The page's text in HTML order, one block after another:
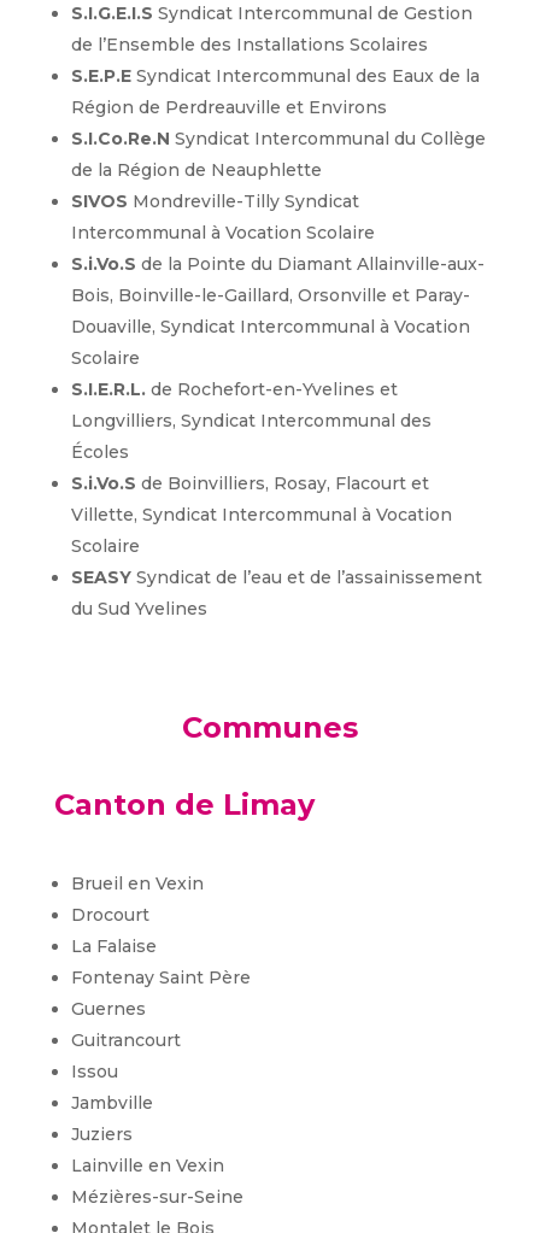
S.I.G.E.I.S Syndicat Intercommunal de Gestion
de l’Ensemble des Installations Scolaires
S.E.P.E Syndicat Intercommunal des Eaux de la
Région de Perdreauville et Environs
S.I.Co.Re.N Syndicat Intercommunal du Collège
de la Région de Neauphlette
SIVOS Mondreville-Tilly Syndicat
Intercommunal à Vocation Scolaire
S.i.Vo.S de la Pointe du Diamant Allainville-aux-
Bois, Boinville-le-Gaillard, Orsonville et Paray-
Douaville, Syndicat Intercommunal à Vocation
Scolaire
S.I.E.R.L.de Rochefort-en-Yvelines et
Longvilliers, Syndicat Intercommunal des
Écoles
S.i.Vo.S de Boinvilliers, Rosay, Flacourt et
Villette, Syndicat Intercommunal à Vocation
Scolaire
SEASY Syndicat de l’eau et de l’assainissement
du Sud Yvelines
Communes
Canton de Limay
Brueil en Vexin
Drocourt
La Falaise
Fontenay Saint Père
Guernes
Guitrancourt
Issou
Jambville
Juziers
Lainville en Vexin
Mézières-sur-Seine
Montalet le Bois